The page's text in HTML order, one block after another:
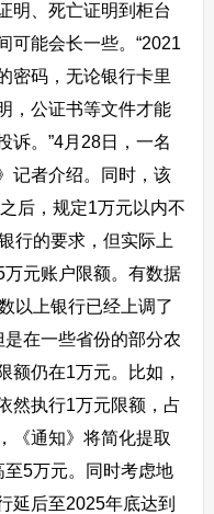
明、死亡证明到柜台
可能会长一些。“2021
密码，无论银行卡里
，公证书等文件才能
诉。”4月28日，一名
记者介绍。同时，该
后，规定1万元以内不
行的要求，但实际上
元账户限额。有数据
以上银行已经上调了
在一些省份的部分农
额仍在1万元。比如，
然执行1万元限额，占
《通知》将简化提取
5万元。同时考虑地
延后至2025年底达到